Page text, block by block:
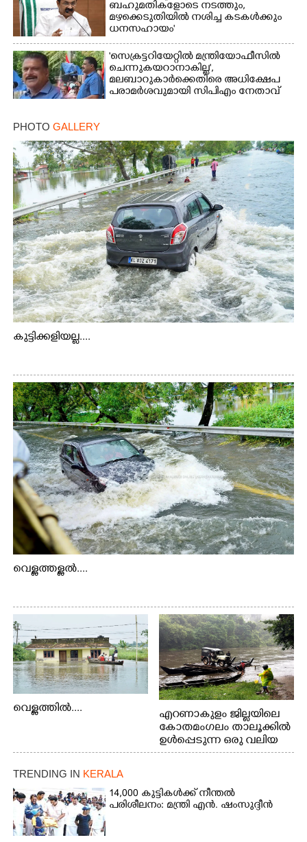
ബഹുമതികളോടെ നടത്തും,
മഴക്കെടുതിയിൽ നശിച്ച കടകൾക്കും
ധനസഹായം'
'സെക്രട്ടറിയേറ്റിൽ മന്ത്രിയോഫീസിൽ
ചെന്നുകയറാനാകില്ല',
മലബാറുകാർക്കെതിരെ അധിക്ഷേപ
പരാമർശവുമായി സിപിഎം നേതാവ്‌
PHOTO GALLERY
കുട്ടിക്കളിയല്ല....
വെള്ളത്തള്ളൽ....
വെള്ളത്തിൽ....
എറണാകുളം ജില്ലയിലെ
കോതമംഗലം താലൂക്കിൽ
ഉൾപ്പെടുന്ന ഒരു വലിയ
ഗ്രാമപഞ്ചായത്താണ് കുട്ട
വെള്ളാരംകുത്ത്,
കത്തിപ്പാറ, ഉറിയംപെട്ടി,
TRENDING IN KERALA
14,000 കുട്ടികൾക്ക് നീന്തൽ
പരിശീലനം: മന്ത്രി എൻ. ഷംസുദ്ദീൻ